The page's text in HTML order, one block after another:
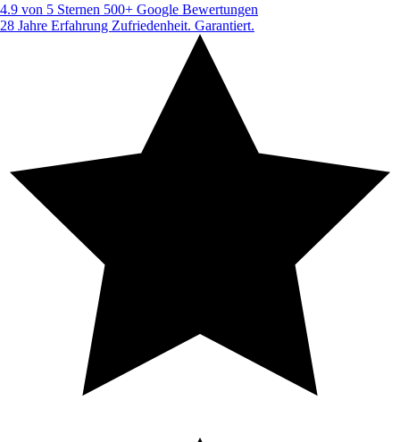
4.9 von 5 Sternen 500+ Google Bewertungen
28 Jahre Erfahrung Zufriedenheit. Garantiert.